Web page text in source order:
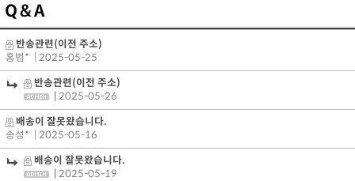
Q & A
반송관련(이전 주소)
홍범*
| 2025-05-25
반송관련(이전 주소)
2025-05-26
배송이 잘못왔습니다.
송성*
| 2025-05-16
배송이 잘못왔습니다.
2025-05-19